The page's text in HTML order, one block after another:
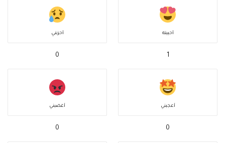
أحببته
1
أحزنني
0
أعجبني
0
أغضبني
0